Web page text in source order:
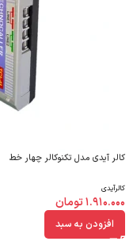
کالر آیدی مدل تکنوکالر چهار خط
کالرآیدی
۱.۹۱۰.۰۰۰تومان
افزودن به سبد